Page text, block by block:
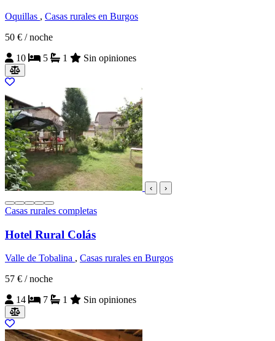
Oquillas , Casas rurales en Burgos
50 € / noche
10
5 1 Sin opiniones
‹ ›
Casas rurales completas
Hotel Rural Colás
Valle de Tobalina , Casas rurales en Burgos
57 € / noche
14
7 1 Sin opiniones